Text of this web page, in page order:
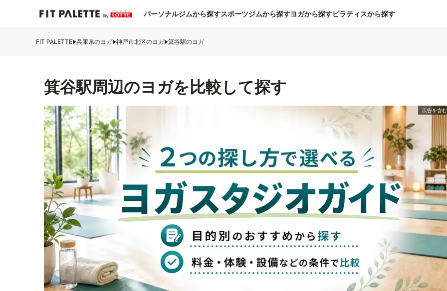
パーソナルジムから探すスポーツジムから探すヨガから探すピラティスから探す
FIT PALETTE 兵庫県のヨガ 神戸市北区のヨガ 箕谷駅のヨガ
箕谷駅周辺のヨガを比較して探す